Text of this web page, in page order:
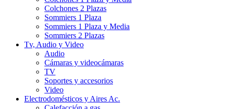
Colchones 2 Plazas
Sommiers 1 Plaza
Sommiers 1 Plaza y Media
Sommiers 2 Plazas
Tv, Audio y Video
Audio
Cámaras y videocámaras
TV
Soportes y accesorios
Video
Electrodomésticos y Aires Ac.